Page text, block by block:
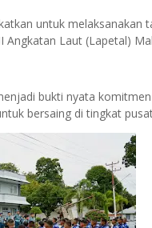
untuk melaksanakan
Laut (Lapetal)
bukti nyata
bersaing di tingkat